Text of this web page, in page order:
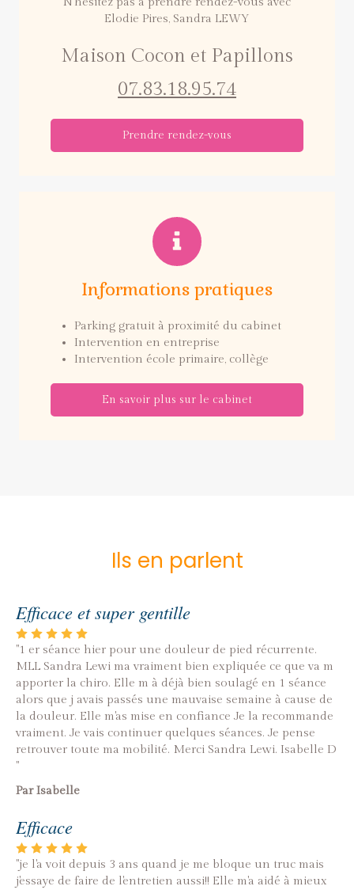
Elodie Pires, Sandra LEWY
Maison Cocon et Papillons
07.83.18.95.74
Prendre rendez-vous
Informations pratiques
Parking gratuit à proximité du cabinet
Intervention en entreprise
Intervention école primaire, collège
En savoir plus sur le cabinet
Ils en parlent
Efficace et super gentille
"1 er séance hier pour une douleur de pied récurrente.
MLL Sandra Lewi ma vraiment bien expliquée ce que va m
apporter la chiro. Elle m à déjà bien soulagé en 1 séance
alors que j avais passés une mauvaise semaine à cause de
la douleur. Elle m'as mise en confiance Je la recommande
vraiment. Je vais continuer quelques séances. Je pense
retrouver toute ma mobilité. Merci Sandra Lewi. Isabelle D
"
Par Isabelle
Efficace
"je l'a voit depuis 3 ans quand je me bloque un truc mais
j'essaye de faire de l'entretien aussi!! Elle m'a aidé à mieux